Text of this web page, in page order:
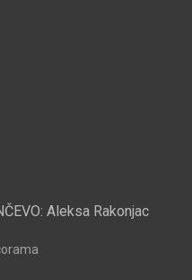
Aleksa Rakonjac